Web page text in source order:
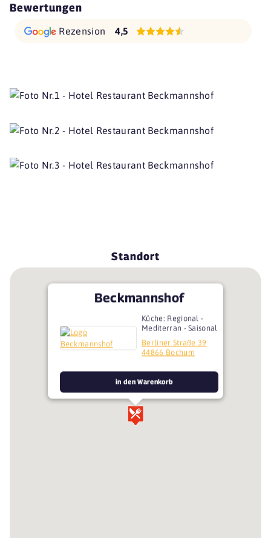
Bewertungen
Rezension 4,5
Standort
Beckmannshof
Küche: Regional -
Mediterran - Saisonal
Berliner Straße 39
44866 Bochum
in den Warenkorb